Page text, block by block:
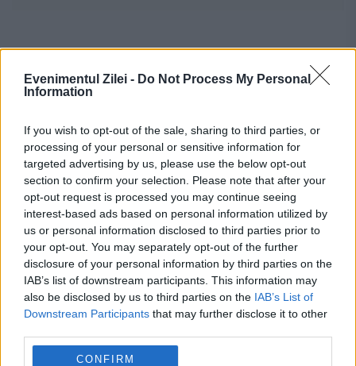
Evenimentul Zilei - Do Not Process My Personal
Information
If you wish to opt-out of the sale, sharing to third parties, or
processing of your personal or sensitive information for
targeted advertising by us, please use the below opt-out
section to confirm your selection. Please note that after your
opt-out request is processed you may continue seeing
interest-based ads based on personal information utilized by
us or personal information disclosed to third parties prior to
your opt-out. You may separately opt-out of the further
disclosure of your personal information by third parties on the
IAB’s list of downstream participants. This information may
also be disclosed by us to third parties on the IAB’s List of
Downstream Participants that may further disclose it to other
CONFIRM
Cel mai bun portal de stiri!
Evenimentul Zilei este o publicație multimedia, dedicată
celor care apreciază știrile corecte, obiective și
relevante din toate domeniile de activitate
Linkuri utile
Utile